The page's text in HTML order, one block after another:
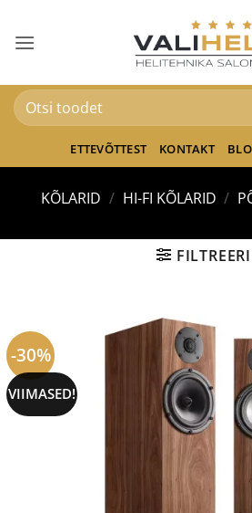
content
Otsi:
ETTEVÕTTEST KONTAKT
KÕLARID / HI-FI KÕLARID /
FILTREERI
-30%
VIIMASED!